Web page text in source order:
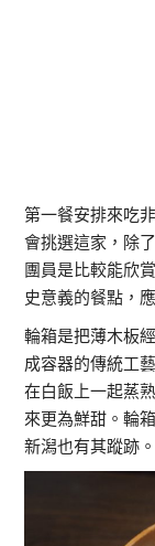
第一餐安排來吃
會挑選這家，除
團員是比較能欣
史意義的餐點，
輪箱是把薄木板
成容器的傳統工
在白飯上一起蒸
來更為鮮甜。輪
新潟也有其蹤跡。